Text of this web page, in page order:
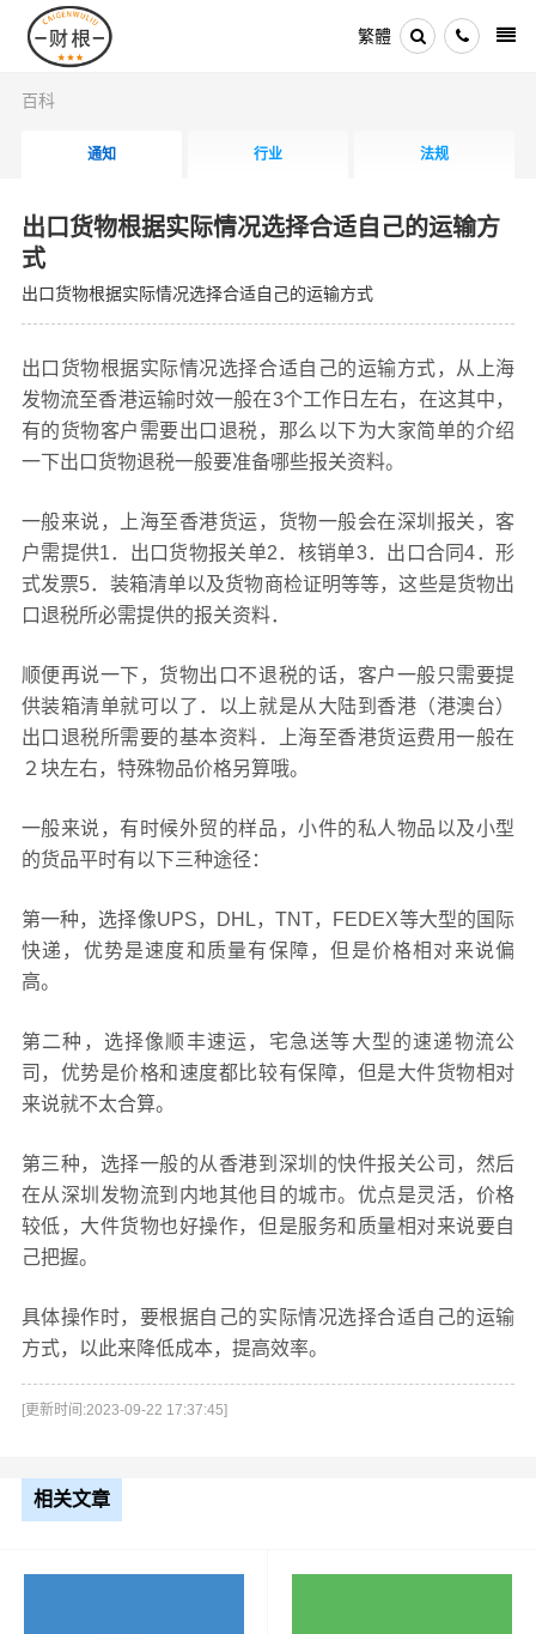
繁體
百科
通知 行业 法规
出口货物根据实际情况选择合适自己的运输方
式
出口货物根据实际情况选择合适自己的运输方式
出口货物根据实际情况选择合适自己的运输方式，从上海
发物流至香港运输时效一般在3个工作日左右，在这其中，
有的货物客户需要出口退税，那么以下为大家简单的介绍
一下出口货物退税一般要准备哪些报关资料。
一般来说，上海至香港货运，货物一般会在深圳报关，客
户需提供1．出口货物报关单2．核销单3．出口合同4．形
式发票5．装箱清单以及货物商检证明等等，这些是货物出
口退税所必需提供的报关资料．
顺便再说一下，货物出口不退税的话，客户一般只需要提
供装箱清单就可以了．以上就是从大陆到香港（港澳台）
出口退税所需要的基本资料．上海至香港货运费用一般在
２块左右，特殊物品价格另算哦。
一般来说，有时候外贸的样品，小件的私人物品以及小型
的货品平时有以下三种途径：
第一种，选择像UPS，DHL，TNT，FEDEX等大型的国际
快递，优势是速度和质量有保障，但是价格相对来说偏
高。
第二种，选择像顺丰速运，宅急送等大型的速递物流公
司，优势是价格和速度都比较有保障，但是大件货物相对
来说就不太合算。
第三种，选择一般的从香港到深圳的快件报关公司，然后
在从深圳发物流到内地其他目的城市。优点是灵活，价格
较低，大件货物也好操作，但是服务和质量相对来说要自
己把握。
具体操作时，要根据自己的实际情况选择合适自己的运输
方式，以此来降低成本，提高效率。
[更新时间:2023-09-22 17:37:45]
相关文章